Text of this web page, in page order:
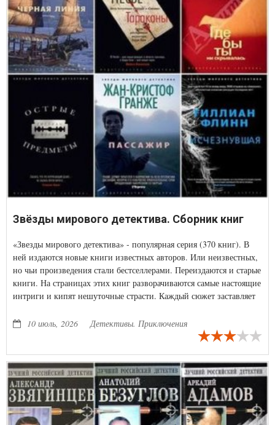
Звёзды мирового детектива. Сборник книг
«Звезды мирового детектива» - популярная серия (370 книг). В
ней издаются новые книги известных авторов. Или неизвестных,
но чьи произведения стали бестселлерами. Переиздаются и старые
книги. На страницах этих книг разворачиваются самые настоящие
интриги и кипят нешуточные страсти. Каждый сюжет заставляет
развязки - восхититься воображением автора.
10 июль, 2026 Детективы. Приключения